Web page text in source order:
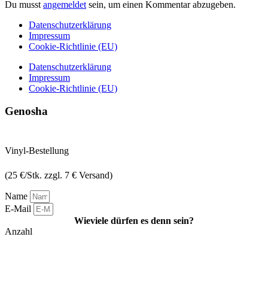
Du musst angemeldet sein, um einen Kommentar abzugeben.
Datenschutzerklärung
Impressum
Cookie-Richtlinie (EU)
Datenschutzerklärung
Impressum
Cookie-Richtlinie (EU)
Genosha
Vinyl-Bestellung
(25 €/Stk. zzgl. 7 € Versand)
Name
E-Mail
Wieviele dürfen es denn sein?
Anzahl